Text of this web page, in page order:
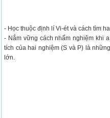
- Học thuộc định lí Vi-ét và cách tìm
- Nắm vững cách nhẩm nghiệm khi
tích của hai nghiệm (S và P) là
lớn.